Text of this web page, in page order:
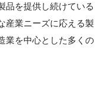
品を提供し続けている
産業ニーズに応える製
業を中心とした多くの